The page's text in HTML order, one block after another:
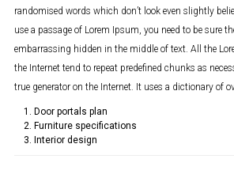
randomised words which don’t look even slightly
use a passage of Lorem Ipsum, you need to be sure
embarrassing hidden in the middle of text. All the
the Internet tend to repeat predefined chunks as
true generator on the Internet. It uses a dictionary of
Door portals plan
Furniture specifications
Interior design